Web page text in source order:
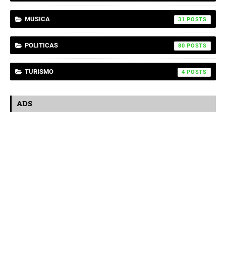
MUSICA 31
POLITICAS 80
TURISMO 4
ADS